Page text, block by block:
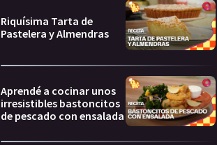
Riquísima Tarta de
Pastelera y Almendras
Aprendé a cocinar unos
irresistibles bastoncitos
de pescado con ensalada